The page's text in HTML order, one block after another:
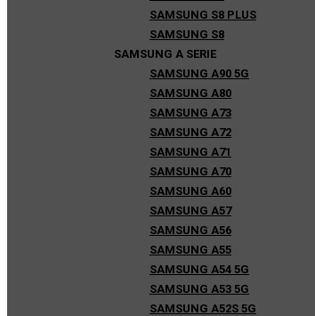
SAMSUNG S8 PLUS
SAMSUNG S8
SAMSUNG A SERIE
SAMSUNG A90 5G
SAMSUNG A80
SAMSUNG A73
SAMSUNG A72
SAMSUNG A71
SAMSUNG A70
SAMSUNG A60
SAMSUNG A57
SAMSUNG A56
SAMSUNG A55
SAMSUNG A54 5G
SAMSUNG A53 5G
SAMSUNG A52S 5G